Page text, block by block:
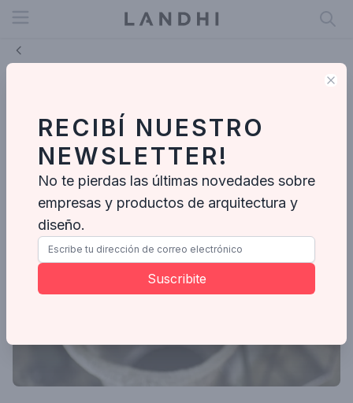
Open menu
Soluciones de Impermeabilización
CASA1-TROMEN
Nov 15, 2024
RECIBÍ NUESTRO
NEWSLETTER!
No te pierdas las últimas novedades sobre
empresas y productos de arquitectura y
diseño.
Suscribite